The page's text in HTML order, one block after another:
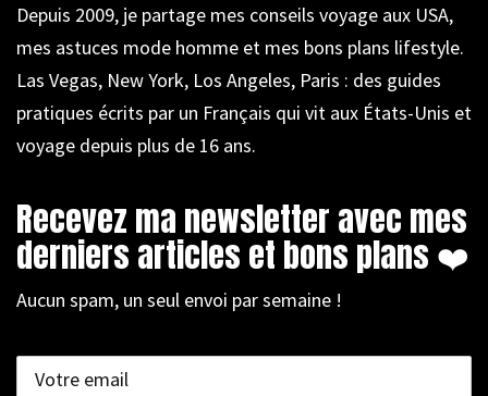
Depuis 2009, je partage mes conseils voyage aux USA,
mes astuces mode homme et mes bons plans lifestyle.
Las Vegas, New York, Los Angeles, Paris : des guides
pratiques écrits par un Français qui vit aux États-Unis et
voyage depuis plus de 16 ans.
Recevez ma newsletter avec mes
derniers articles et bons plans ❤️
Aucun spam, un seul envoi par semaine !